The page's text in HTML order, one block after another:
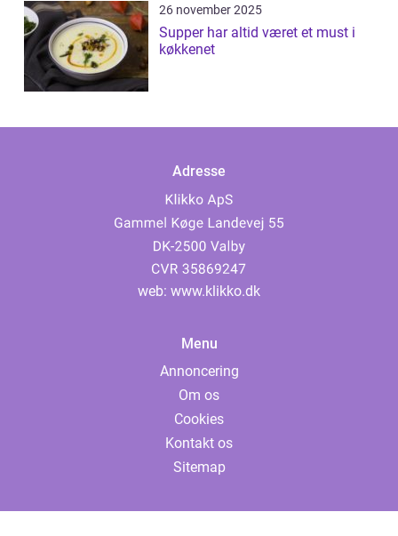
26 november 2025
Supper har altid været et must i
køkkenet
Adresse
web: www.klikko.dk
Menu
Annoncering
Om os
Cookies
Kontakt os
Sitemap